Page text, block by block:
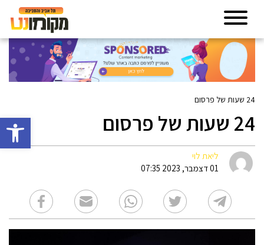
פתח
24 שעות של פרסום
24 שעות של פרסום
ליאת לוי
01 דצמבר, 2023 07:35